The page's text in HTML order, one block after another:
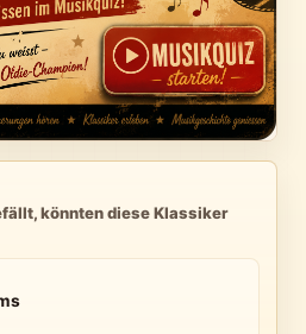
könnten diese Klassiker